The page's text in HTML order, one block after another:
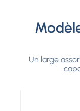
Un large